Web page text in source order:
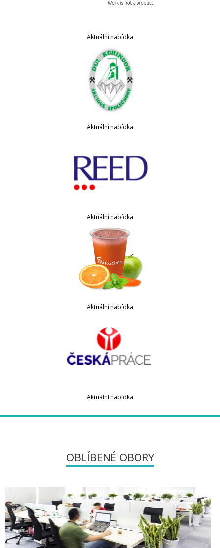
Aktuální nabídka
Aktuální nabídka
Aktuální nabídka
Aktuální nabídka
Aktuální nabídka
OBLÍBENÉ OBORY